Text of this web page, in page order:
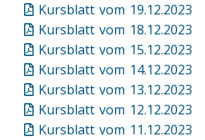
Kursblatt vom 19.12.2023
Kursblatt vom 18.12.2023
Kursblatt vom 15.12.2023
Kursblatt vom 14.12.2023
Kursblatt vom 13.12.2023
Kursblatt vom 12.12.2023
Kursblatt vom 11.12.2023